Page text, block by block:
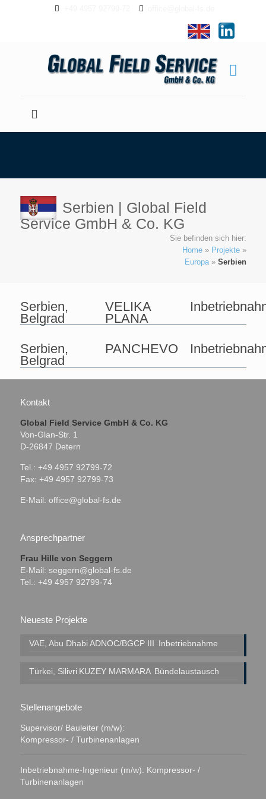
Serbien | Global Field
Service GmbH & Co. KG
Sie befinden sich hier:
Home» Projekte»
Europa» Serbien
Serbien,
Belgrad
VELIKA
PLANA
Serbien,
Belgrad
PANCHEVO
Kontakt
Global Field Service GmbH & Co. KG
Von-Glan-Str. 1
D-26847 Detern
Tel.: +49 4957 92799-72
Fax: +49 4957 92799-73
E-Mail: office@global-fs.de
Ansprechpartner
Frau Hille von Seggern
E-Mail: seggern@global-fs.de
Tel.: +49 4957 92799-74
Neueste Projekte
VAE, Abu Dhabi ADNOC/BGCP III Inbetriebnahme
Türkei, Silivri KUZEY MARMARA Bündelaustausch
Stellenangebote
Supervisor/ Bauleiter (m/w):
Kompressor- / Turbinenanlagen
Inbetriebnahme-Ingenieur (m/w): Kompressor- /
Turbinenanlagen